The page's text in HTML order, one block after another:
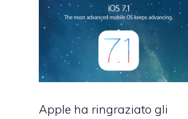
Apple ha ringraziato gli